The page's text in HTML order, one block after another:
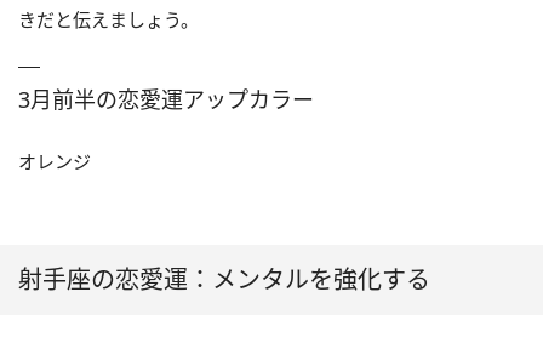
きだと伝えましょう。
3月前半の恋愛運アップカラー
オレンジ
射手座の恋愛運：メンタルを強化する